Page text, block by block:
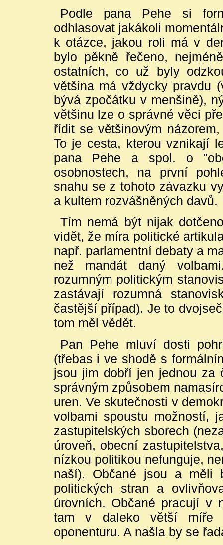
Podle pana Pehe si
odhlasovat jakákoli
k otázce, jakou roli má v
bylo pěkně řečeno,
ostatních, co už byly
většina má vždycky pravdu
bývá zpočátku v menšině),
většinu lze o správné věci
řídit se většinovým
To je cesta, kterou vznikají
pana Pehe a spol. o
osobnostech, na první
snahu se z tohoto závazku
a kultem rozvášněných davů.
Tím nemá být nijak
vidět, že míra politické
např. parlamentní debaty a
než mandát daný
rozumným politickým
zastávají rozumná
častější případ). Je to
tom měl vědět.
Pan Pehe mluví dosti
(třebas i ve shodě s
jsou jim dobří jen jednou za
správným způsobem
uren. Ve skutečnosti v
volbami spoustu možností,
zastupitelských sborech
úroveň, obecní
nízkou politikou nefunguje,
naší). Občané jsou a měli
politických stran a
úrovních. Občané pracují v
tam v daleko větší míře
oponenturu. A našla by se